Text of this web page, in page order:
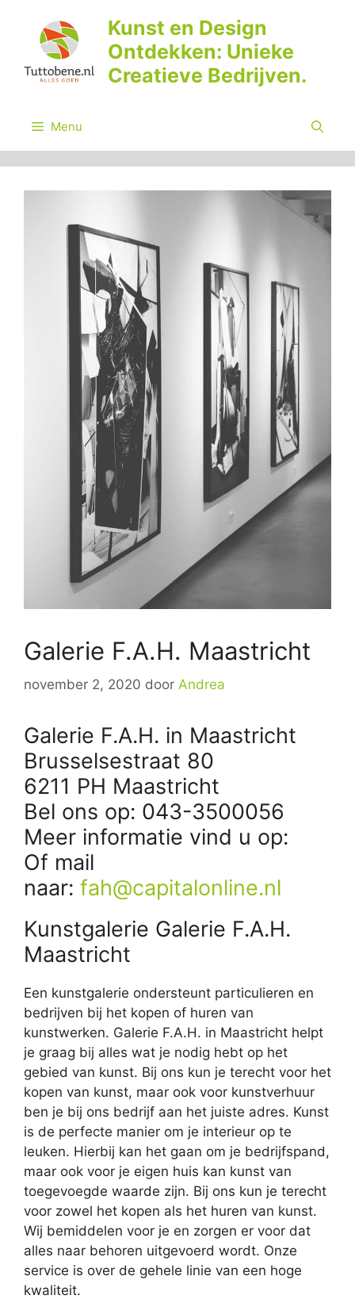
inhoud
Kunst en Design
Ontdekken: Unieke
Creatieve Bedrijven.
Menu
Galerie F.A.H. Maastricht
november 2, 2020 door Andrea
Galerie F.A.H. in Maastricht
Brusselsestraat 80
6211 PH Maastricht
Bel ons op: 043-3500056
Meer informatie vind u op:
Of mail
naar: fah@capitalonline.nl
Kunstgalerie Galerie F.A.H.
Maastricht
Een kunstgalerie ondersteunt particulieren en
bedrijven bij het kopen of huren van
kunstwerken. Galerie F.A.H. in Maastricht helpt
je graag bij alles wat je nodig hebt op het
gebied van kunst. Bij ons kun je terecht voor het
kopen van kunst, maar ook voor kunstverhuur
ben je bij ons bedrijf aan het juiste adres. Kunst
is de perfecte manier om je interieur op te
leuken. Hierbij kan het gaan om je bedrijfspand,
maar ook voor je eigen huis kan kunst van
toegevoegde waarde zijn. Bij ons kun je terecht
voor zowel het kopen als het huren van kunst.
Wij bemiddelen voor je en zorgen er voor dat
alles naar behoren uitgevoerd wordt. Onze
service is over de gehele linie van een hoge
kwaliteit.